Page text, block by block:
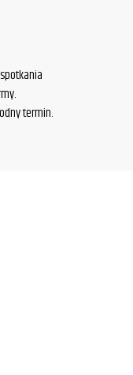
termin.